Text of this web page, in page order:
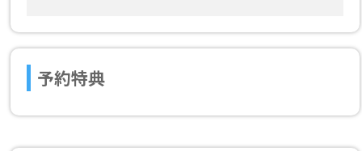
予約特典